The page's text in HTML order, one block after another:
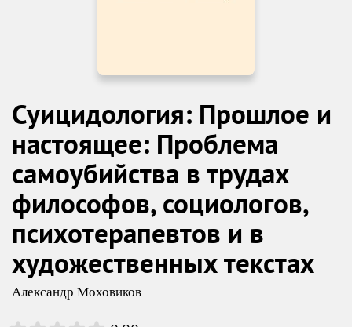
Суицидология: Прошлое и
настоящее: Проблема
самоубийства в трудах
философов, социологов,
психотерапевтов и в
художественных текстах
Александр Моховиков